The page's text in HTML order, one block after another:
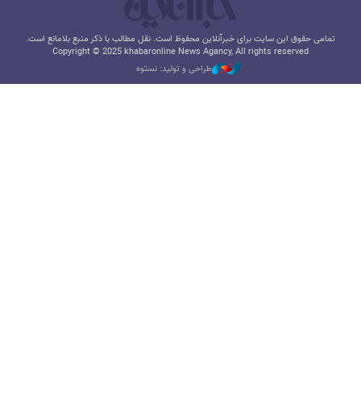
تمامی حقوق این سایت برای خبرآنلاین محفوظ است. نقل مطالب با ذکر منبع بلامانع است.
Copyright © 2025 khabaronline News Agancy, All rights reserved
طراحی و تولید: نستوه